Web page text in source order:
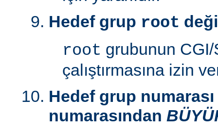
Hedef grup root
root grubunun CGI/
çalıştırmasına izin
Hedef grup
numarasından